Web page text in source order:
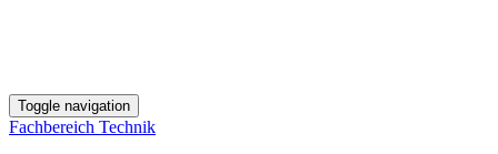
Toggle navigation
Fachbereich Technik